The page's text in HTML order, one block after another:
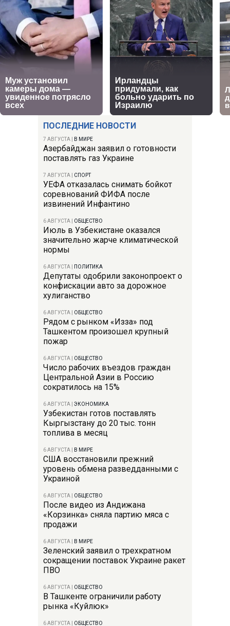
ПОСЛЕДНИЕ НОВОСТИ
7 АВГУСТА В МИРЕ
Азербайджан заявил о готовности
поставлять газ Украине
7 АВГУСТА СПОРТ
УЕФА отказалась снимать бойкот
соревнований ФИФА после
извинений Инфантино
6 АВГУСТА ОБЩЕСТВО
Июль в Узбекистане оказался
значительно жарче климатической
нормы
6 АВГУСТА ПОЛИТИКА
Депутаты одобрили законопроект о
конфискации авто за дорожное
хулиганство
6 АВГУСТА ОБЩЕСТВО
Рядом с рынком «Изза» под
Ташкентом произошел крупный
пожар
6 АВГУСТА ОБЩЕСТВО
Число рабочих въездов граждан
Центральной Азии в Россию
сократилось на 15%
6 АВГУСТА ЭКОНОМИКА
Узбекистан готов поставлять
Кыргызстану до 20 тыс. тонн
топлива в месяц
6 АВГУСТА В МИРЕ
США восстановили прежний
уровень обмена разведданными с
Украиной
6 АВГУСТА ОБЩЕСТВО
После видео из Андижана
«Корзинка» сняла партию мяса с
продажи
6 АВГУСТА В МИРЕ
Зеленский заявил о трехкратном
сокращении поставок Украине ракет
ПВО
6 АВГУСТА ОБЩЕСТВО
В Ташкенте ограничили работу
рынка «Куйлюк»
6 АВГУСТА ОБЩЕСТВО